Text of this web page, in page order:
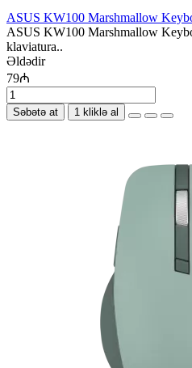
ASUS KW100 Marshmallow
ASUS KW100 Marshmallow
klaviatura..
Əldədir
79₼
Səbətə at 1 kliklə al